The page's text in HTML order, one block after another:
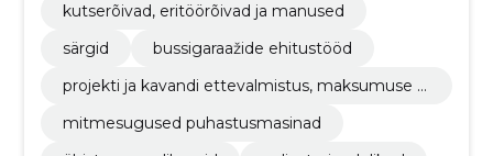
kutserõivad, eritöörõivad ja manused
särgid
bussigaraažide ehitustööd
projekti ja kavandi ettevalmistus, maksumuse hi
mitmesugused puhastusmasinad